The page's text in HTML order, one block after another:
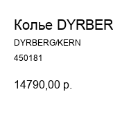
Колье
DYRBERG/KERN
450181
14790,00 р.